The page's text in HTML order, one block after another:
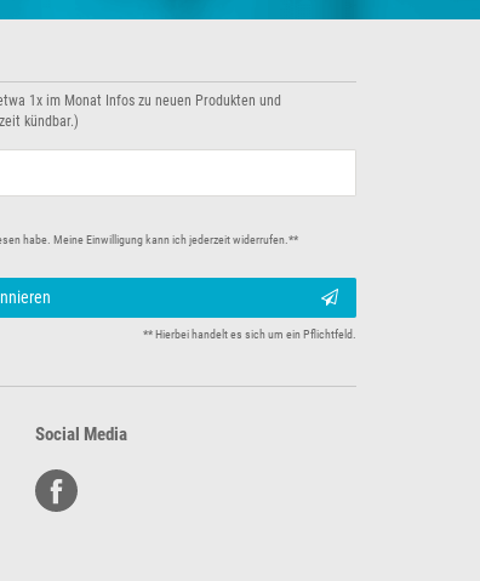
1x im Monat Infos zu neuen Produkten und
kündbar.)
habe. Meine Einwilligung kann ich jederzeit widerrufen.**
** Hierbei handelt es sich um ein Pflichtfeld.
Social Media